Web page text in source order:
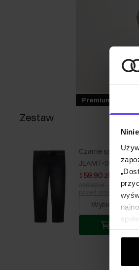
od
Premium
Zestaw
Czarne spodnie
JEAMT-0022-
159,90 zł
przed obniżką
Wybierz